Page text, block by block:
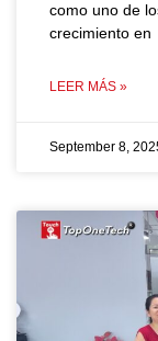
como uno de
crecimiento en
LEER MÁS »
September 8,